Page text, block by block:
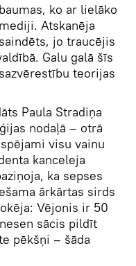
ko ar lielāko
Atskanēja
jo traucējis
Galu galā šīs
teorijas
Paula Stradiņa
nodaļā – otrā
visu vainu
kanceleja
ka sepses
ārkārtas sirds
Vējonis ir 50
sācis pildīt
pēkšņi – šāda